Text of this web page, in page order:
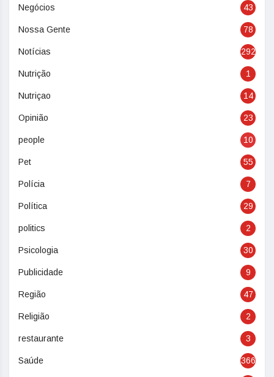
Negócios 43
Nossa Gente 78
Notícias 292
Nutrição 1
Nutriçao 14
Opinião 23
people 10
Pet 55
Polícia 7
Política 29
politics 2
Psicologia 30
Publicidade 9
Região 47
Religião 2
restaurante 3
Saúde 366